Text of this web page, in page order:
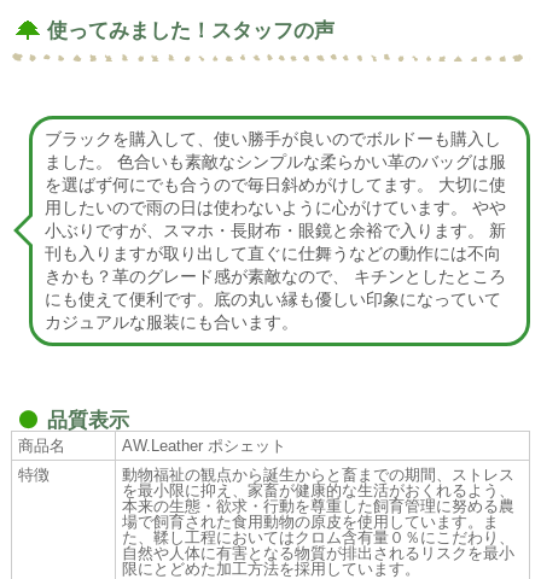
使ってみました！スタッフの声
ブラックを購入して、使い勝手が良いのでボルドーも購入し
ました。 色合いも素敵なシンプルな柔らかい革のバッグは服
を選ばず何にでも合うので毎日斜めがけしてます。 大切に使
用したいので雨の日は使わないように心がけています。 やや
小ぶりですが、スマホ・長財布・眼鏡と余裕で入ります。 新
刊も入りますが取り出して直ぐに仕舞うなどの動作には不向
きかも？革のグレード感が素敵なので、 キチンとしたところ
にも使えて便利です。底の丸い縁も優しい印象になっていて
カジュアルな服装にも合います。
品質表示
商品名
AW.Leather ポシェット
特徴
動物福祉の観点から誕生からと畜までの期間、ストレス
を最小限に抑え、家畜が健康的な生活がおくれるよう、
本来の生態・欲求・行動を尊重した飼育管理に努める農
場で飼育された食用動物の原皮を使用しています。ま
た、鞣し工程においてはクロム含有量０％にこだわり、
自然や人体に有害となる物質が排出されるリスクを最小
限にとどめた加工方法を採用しています。